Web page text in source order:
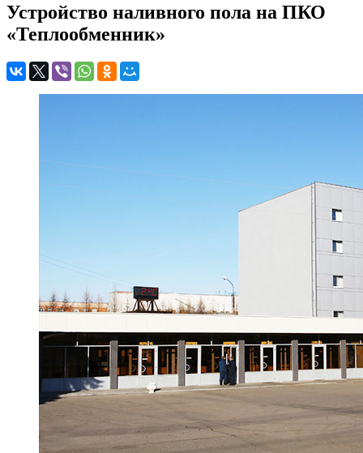
Устройство наливного пола на ПКО
«Теплообменник»